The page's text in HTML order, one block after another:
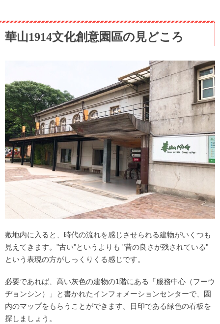
華山1914文化創意園區の見どころ
敷地内に入ると、時代の流れを感じさせられる建物がいくつも
見えてきます。"古い"というよりも "昔の良さが残されている"
という表現の方がしっくりくる感じです。
必要であれば、高い灰色の建物の1階にある「服務中心（フーウ
ヂョンシン）」と書かれたインフォメーションセンターで、園
内のマップをもらうことができます。目印である緑色の看板を
探しましょう。